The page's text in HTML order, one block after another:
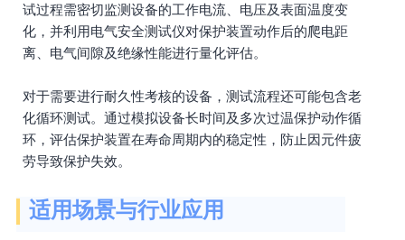
试过程需密切监测设备的工作电流、电压及表面温度变
化，并利用电气安全测试仪对保护装置动作后的爬电距
离、电气间隙及绝缘性能进行量化评估。
对于需要进行耐久性考核的设备，测试流程还可能包含老
化循环测试。通过模拟设备长时间及多次过温保护动作循
环，评估保护装置在寿命周期内的稳定性，防止因元件疲
劳导致保护失效。
适用场景与行业应用